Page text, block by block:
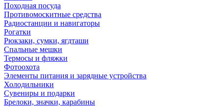
Походная посуда
Противомоскитные средства
Радиостанции и навигаторы
Рогатки
Рюкзаки, сумки, ягдташи
Спальные мешки
Термосы и фляжки
Фотоохота
Элементы питания и зарядные устройства
Холодильники
Сувениры и подарки
Брелоки, значки, карабины